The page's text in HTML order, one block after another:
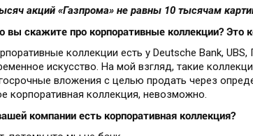
акций «Газпрома» не равны 10 тысячам
вы скажите про корпоративные коллекции? Это
коллекции есть у Deutsche Bank,
искусство. На мой взгляд, такие
вложения с целью продать через
корпоративная коллекция, невозможно.
компании есть корпоративная коллекция?